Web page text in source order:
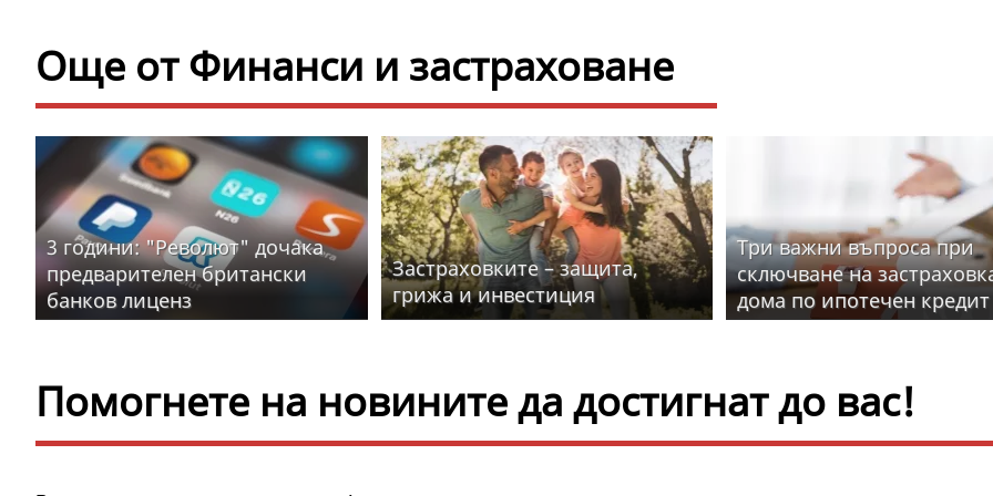
Още от Финанси и застраховане
3 години: "Револют" дочака
предварителен британски
банков лиценз
Застраховките – защита,
грижа и инвестиция
Три важни въпроса при
сключване на
дома по ипотечен кредит
Помогнете на новините да достигнат до вас!